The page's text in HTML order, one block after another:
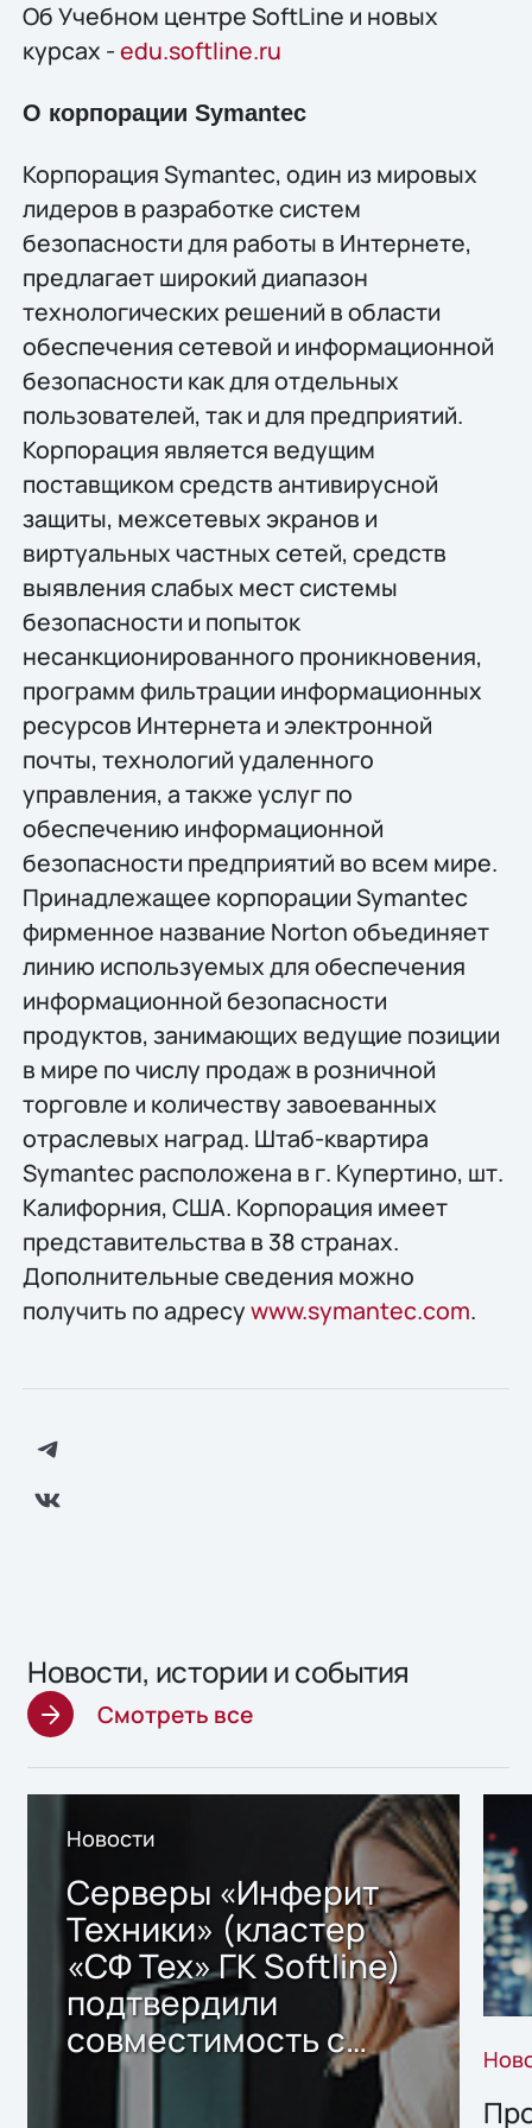
Об Учебном центре SoftLine и новых
курсах -edu.softline.ru
О корпорации Symantec
Корпорация Symantec, один из мировых
лидеров в разработке систем
безопасности для работы в Интернете,
предлагает широкий диапазон
технологических решений в области
обеспечения сетевой и информационной
безопасности как для отдельных
пользователей, так и для предприятий.
Корпорация является ведущим
поставщиком средств антивирусной
защиты, межсетевых экранов и
виртуальных частных сетей, средств
выявления слабых мест системы
безопасности и попыток
несанкционированного проникновения,
программ фильтрации информационных
ресурсов Интернета и электронной
почты, технологий удаленного
управления, а также услуг по
обеспечению информационной
безопасности предприятий во всем мире.
Принадлежащее корпорации Symantec
фирменное название Norton объединяет
линию используемых для обеспечения
информационной безопасности
продуктов, занимающих ведущие позиции
в мире по числу продаж в розничной
торговле и количеству завоеванных
отраслевых наград. Штаб-квартира
Symantec расположена в г. Купертино, шт.
Калифорния, США. Корпорация имеет
представительства в 38 странах.
Дополнительные сведения можно
получить по адресуwww.symantec.com.
Новости, истории и события
Смотреть все
Новости
Серверы «Инферит
Техники» (кластер
«СФ Тех» ГК Softline)
подтвердили
совместимость с
решением Sharx